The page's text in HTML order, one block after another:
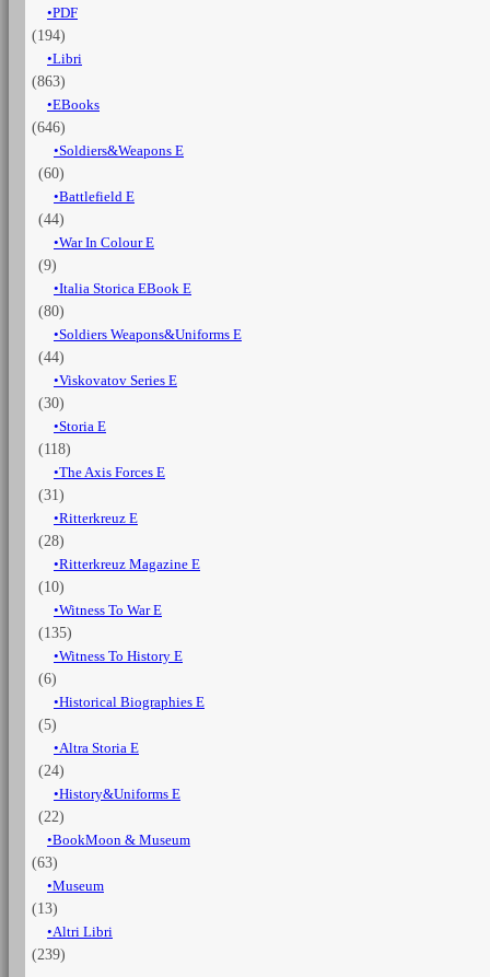
PDF
(194)
Libri
(863)
EBooks
(646)
Soldiers&Weapons E
(60)
Battlefield E
(44)
War In Colour E
(9)
Italia Storica EBook E
(80)
Soldiers Weapons&Uniforms E
(44)
Viskovatov Series E
(30)
Storia E
(118)
The Axis Forces E
(31)
Ritterkreuz E
(28)
Ritterkreuz Magazine E
(10)
Witness To War E
(135)
Witness To History E
(6)
Historical Biographies E
(5)
Altra Storia E
(24)
History&Uniforms E
(22)
BookMoon & Museum
(63)
Museum
(13)
Altri Libri
(239)